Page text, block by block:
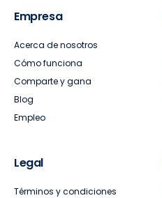
Empresa
Acerca de nosotros
Cómo funciona
Comparte y gana
Blog
Empleo
Legal
Términos y condiciones